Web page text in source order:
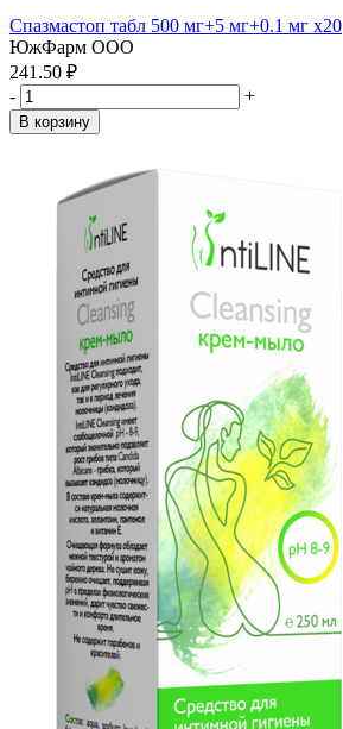
Спазмастоп табл 500 мг+5 мг+0.1 мг x20
ЮжФарм ООО
241.50 ₽
-
+
В корзину